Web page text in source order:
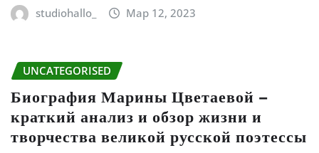
studiohallo_ Мар 12, 2023
UNCATEGORISED
Биография Марины Цветаевой –
краткий анализ и обзор жизни и
творчества великой русской поэтессы